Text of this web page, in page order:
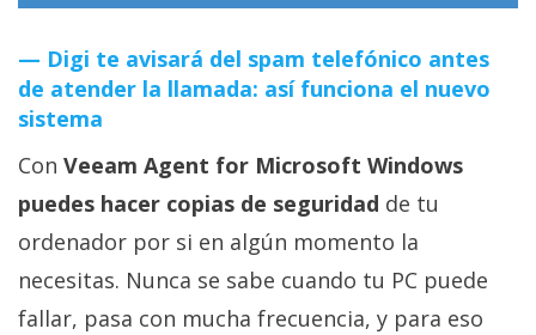
Digi te avisará del spam telefónico antes
de atender la llamada: así funciona el nuevo
sistema
Con Veeam Agent for Microsoft Windows
puedes hacer copias de seguridad de tu
ordenador por si en algún momento la
necesitas. Nunca se sabe cuando tu PC puede
fallar, pasa con mucha frecuencia, y para eso